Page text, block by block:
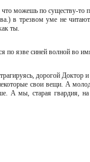
можешь по существу-то
в трезвом уме не
ты.
по язве синей волной во
дорогой Доктор
свои вещи. А
мы, старая гвардия, на